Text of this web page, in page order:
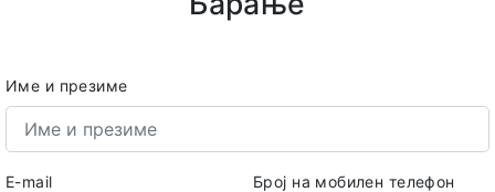
Име и презиме
E-mail Број на мобилен телефон